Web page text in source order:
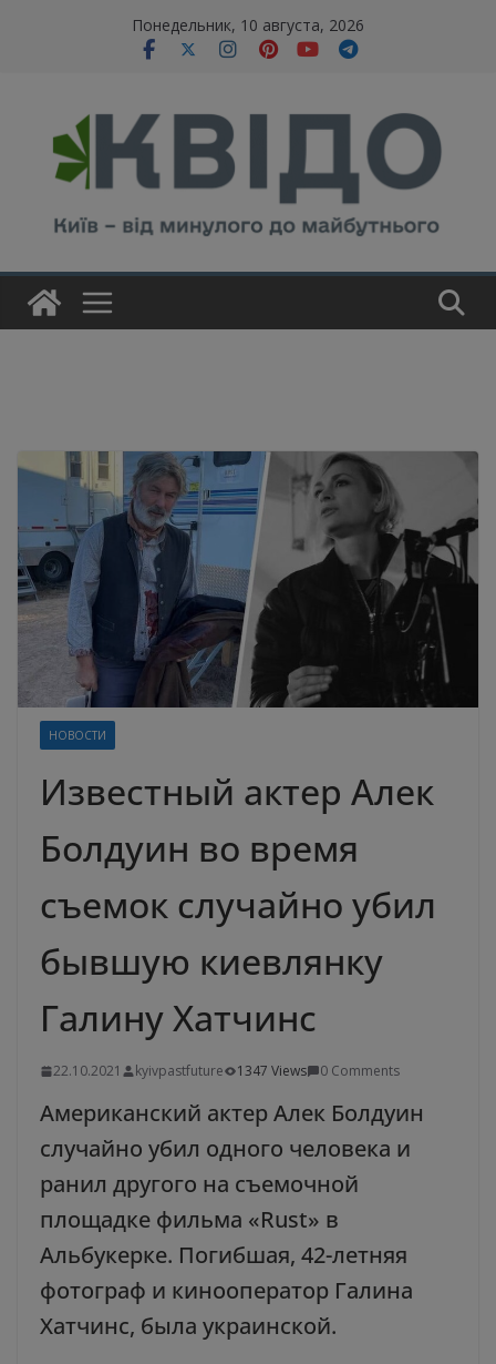
Понедельник, 10 августа, 2026
НОВОСТИ
Известный актер Алек
Болдуин во время
съемок случайно убил
бывшую киевлянку
Галину Хатчинс
22.10.2021 kyivpastfuture 1347 Views 0 Comments
Американский актер Алек Болдуин
случайно убил одного человека и
ранил другого на съемочной
площадке фильма «Rust» в
Альбукерке. Погибшая, 42-летняя
фотограф и кинооператор Галина
Хатчинс, была украинской.
modal-check